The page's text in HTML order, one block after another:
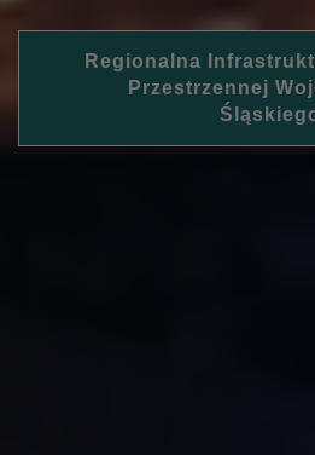
Regionalna
Przestrzennej